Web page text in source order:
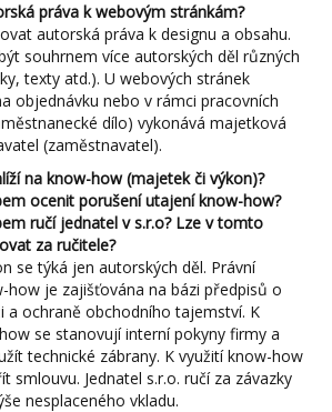
práva k webovým stránkám?
autorská práva k designu a obsahu.
souhrnem více autorských děl různých
texty atd.). U webových stránek
objednávku nebo v rámci pracovních
dílo) vykonává majetková
(zaměstnavatel).
na know-how (majetek či výkon)?
ocenit porušení utajení know-how?
ručí jednatel v s.r.o? Lze v tomto
za ručitele?
se týká jen autorských děl. Právní
how je zajišťována na bázi předpisů o
a ochraně obchodního tajemství. K
se stanovují interní pokyny firmy a
technické zábrany. K využití know-how
smlouvu. Jednatel s.r.o. ručí za závazky
nesplaceného vkladu.